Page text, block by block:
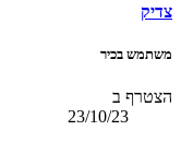
צדיק
משתמש בכיר
הצטרף ב
23/10/23